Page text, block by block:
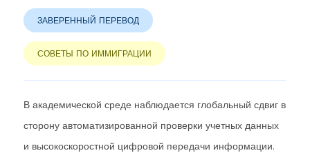
ЗАВЕРЕННЫЙ ПЕРЕВОД
СОВЕТЫ ПО ИММИГРАЦИИ
В академической среде наблюдается глобальный сдвиг в
сторону автоматизированной проверки учетных данных
и высокоскоростной цифровой передачи информации.